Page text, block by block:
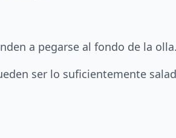
a pegarse al fondo de la
ser lo suficientemente